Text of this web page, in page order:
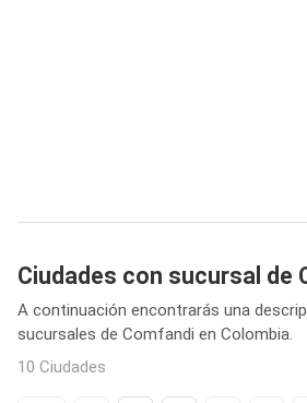
Ciudades con sucursal de
A continuación encontrarás una
sucursales de Comfandi en Colombia.
10 Ciudades